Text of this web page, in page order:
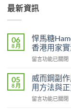
最新資訊
06
8 月
悍馬糖
香港用家
在
馬
糖
Hamer
效
留言功能已關閉
05
8 月
威而鋼副
用方法與
在
留言功能已關閉